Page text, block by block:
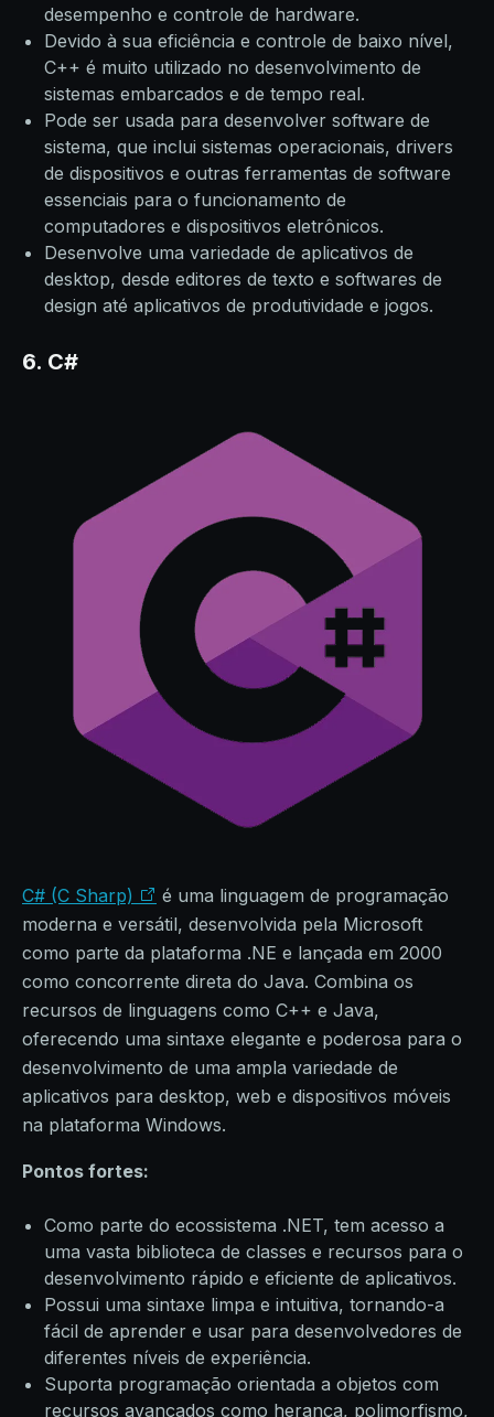
desempenho e controle de hardware.
Devido à sua eficiência e controle de baixo nível,
C++ é muito utilizado no desenvolvimento de
sistemas embarcados e de tempo real.
Pode ser usada para desenvolver software de
sistema, que inclui sistemas operacionais, drivers
de dispositivos e outras ferramentas de software
essenciais para o funcionamento de
computadores e dispositivos eletrônicos.
Desenvolve uma variedade de aplicativos de
desktop, desde editores de texto e softwares de
design até aplicativos de produtividade e jogos.
6. C#
C# (C Sharp)
é uma linguagem de programação
moderna e versátil, desenvolvida pela Microsoft
como parte da plataforma .NE e lançada em 2000
como concorrente direta do Java. Combina os
recursos de linguagens como C++ e Java,
oferecendo uma sintaxe elegante e poderosa para o
desenvolvimento de uma ampla variedade de
aplicativos para desktop, web e dispositivos móveis
na plataforma Windows.
Pontos fortes:
Como parte do ecossistema .NET, tem acesso a
uma vasta biblioteca de classes e recursos para o
desenvolvimento rápido e eficiente de aplicativos.
Possui uma sintaxe limpa e intuitiva, tornando-a
fácil de aprender e usar para desenvolvedores de
diferentes níveis de experiência.
Suporta programação orientada a objetos com
recursos avançados como herança, polimorfismo,